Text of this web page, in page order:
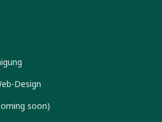
Design
soon)